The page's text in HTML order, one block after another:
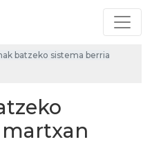
batzeko sistema berria